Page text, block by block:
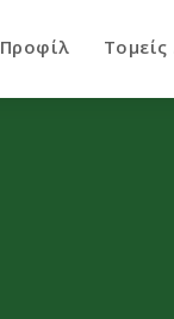
Προφίλ